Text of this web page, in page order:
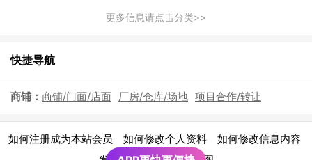
更多信息请点击分类>>
快捷导航
商铺： 商铺/门面/店面 厂房/仓库/场地 项目合作/转让
如何注册成为本站会员 如何修改个人资料 如何修改信息内容
|